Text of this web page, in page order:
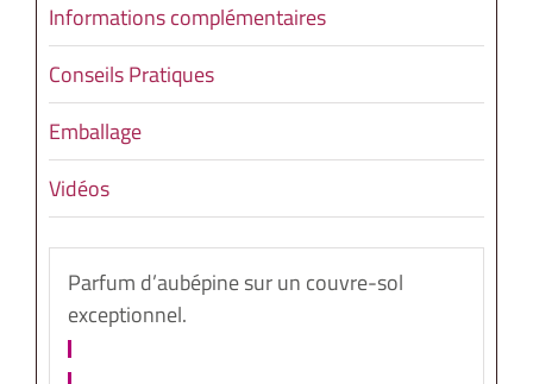
Informations complémentaires
Conseils Pratiques
Emballage
Vidéos
Parfum d’aubépine sur un couvre-sol
exceptionnel.